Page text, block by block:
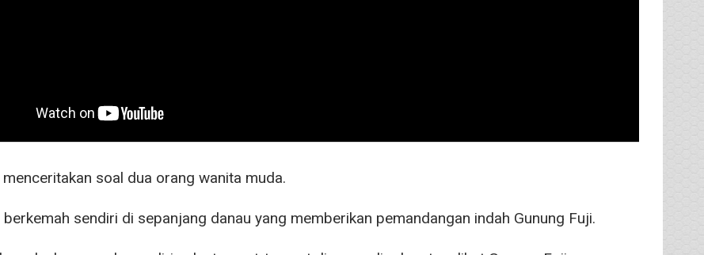
menceritakan soal dua orang wanita muda.
berkemah sendiri di sepanjang danau yang memberikan pemandangan indah Gunung Fuji.